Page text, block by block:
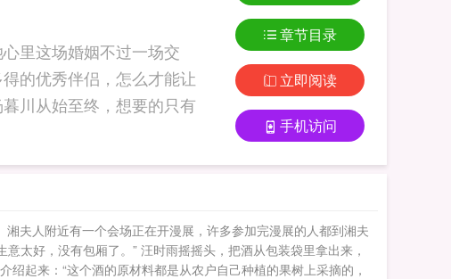
里这场婚姻不过一场交
的优秀伴侣，怎么才能让
川从始至终，想要的只有
章节目录
立即阅读
手机访问
夫人附近有一个会场正在开漫展，许多参加完漫展的人都到湘夫
太好，没有包厢了。” 汪时雨摇摇头，把酒从包装袋里拿出来，
起来：“这个酒的原材料都是从农户自己种植的果树上采摘的，